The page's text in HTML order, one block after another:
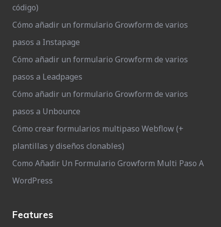
código)
Cómo añadir un formulario Growform de varios
pasos a Instapage
Cómo añadir un formulario Growform de varios
pasos a Leadpages
Cómo añadir un formulario Growform de varios
pasos a Unbounce
Cómo crear formularios multipaso Webflow (+
plantillas y diseños clonables)
Como Añadir Un Formulario Growform Multi Paso A
WordPress
Features